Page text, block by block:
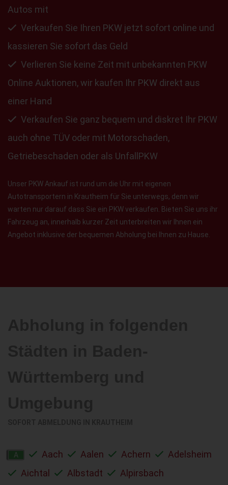
Autos mit
Verkaufen Sie Ihren PKW jetzt sofort online und
kassieren Sie sofort das Geld
Verlieren Sie keine Zeit mit unbekannten PKW
Online Auktionen, wir kaufen Ihr PKW direkt aus
einer Hand
Verkaufen Sie ganz bequem und diskret Ihr PKW
auch ohne TÜV oder mit Motorschaden,
Getriebeschaden oder als UnfallPKW
Unser PKW Ankauf ist rund um die Uhr mit eigenen
Autotransportern in Krautheim für Sie unterwegs, denn wir
warten nur darauf dass Sie ein PKW verkaufen. Bieten Sie uns ihr
Fahrzeug an, innerhalb kurzer Zeit unterbreiten wir Ihnen ein
Angebot inklusive der bequemen Abholung bei Ihnen zu Hause.
A Aach Aalen Achern
Adelsheim
Aichtal
Albstadt
Alpirsbach